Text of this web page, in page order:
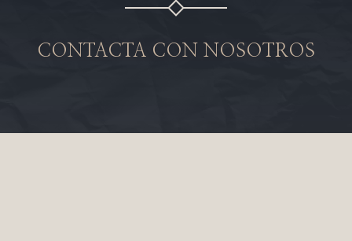
CONTACTA CON NOSOTROS